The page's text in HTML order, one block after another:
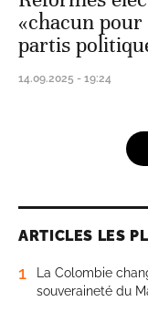
«chacun pour
partis
14.09.2025 - 19:24
ARTICLES LES
1
La Colombie
souveraineté du